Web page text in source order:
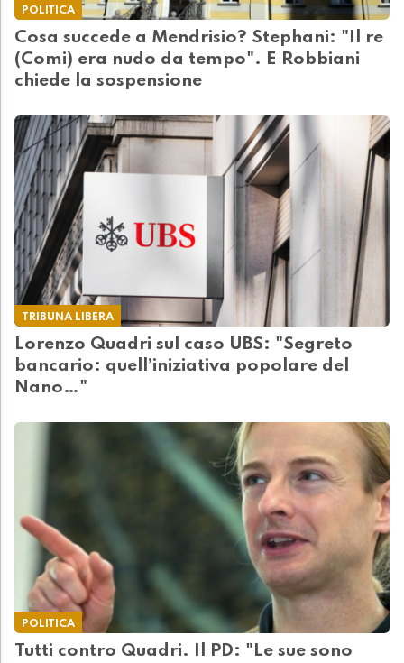
POLITICA
Cosa succede a Mendrisio? Stephani: "Il re
(Comi) era nudo da tempo". E Robbiani
chiede la sospensione
TRIBUNA LIBERA
Lorenzo Quadri sul caso UBS: "Segreto
bancario: quell’iniziativa popolare del
Nano…"
POLITICA
Tutti contro Quadri. Il PD: "Le sue sono